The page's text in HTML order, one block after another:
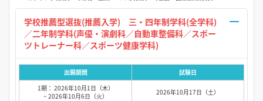
学校推薦型選抜(推薦入学) 三・四年制学科(全学科)
／二年制学科(声優・演劇科／自動車整備科／スポー
出願期間
試験日
1期： 2026年10月1日（木）
~ 2026年10月6日（火）
2026年10月17日（土）